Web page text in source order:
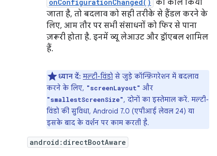
onConfigurationChanged() को कॉल किया
जाता है, तो बदलाव को सही तरीके से हैंडल करने के
लिए, आम तौर पर सभी संसाधनों को फिर से पाना
ज़रूरी होता है. इनमें व्यू लेआउट और ड्रॉएबल शामिल
हैं.
ध्यान दें: मल्टी-विंडो से जुड़े कॉन्फ़िगरेशन में बदलाव
करने के लिए, "screenLayout" और
"smallestScreenSize", दोनों का इस्तेमाल करें. मल्टी-
विंडो की सुविधा, Android 7.0 (एपीआई लेवल 24) या
इसके बाद के वर्शन पर काम करती है.
android:directBootAware